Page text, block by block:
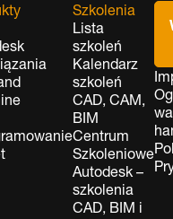
Szkolenia
Lista
szkoleń
Kalendarz
szkoleń
CAD, CAM,
BIM
Centrum
Szkoleniowe
Autodesk –
szkolenia
CAD, BIM i